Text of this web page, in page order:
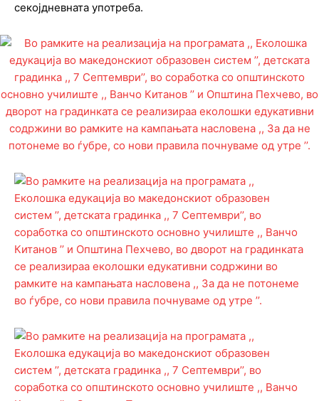
секојдневната употреба.